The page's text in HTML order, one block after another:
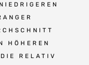
HÖHEREN
RELATIV